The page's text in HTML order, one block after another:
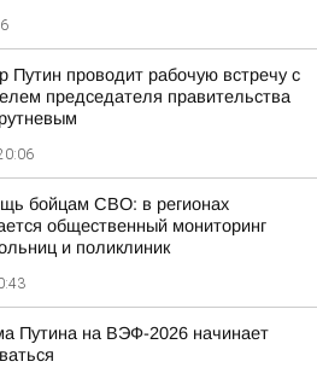
Путин проводит рабочую встречу с
председателя правительства
бойцам СВО: в регионах
общественный мониторинг
и поликлиник
Путина на ВЭФ-2026 начинает